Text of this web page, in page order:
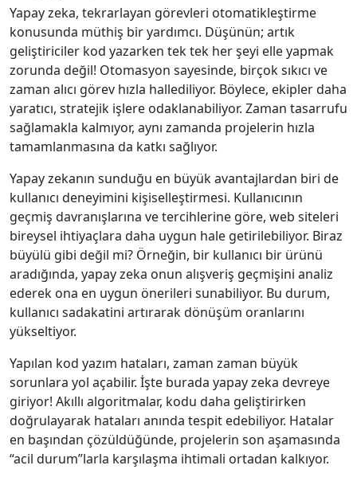
Yapay zeka, tekrarlayan görevleri otomatikleştirme
konusunda müthiş bir yardımcı. Düşünün; artık
geliştiriciler kod yazarken tek tek her şeyi elle yapmak
zorunda değil! Otomasyon sayesinde, birçok sıkıcı ve
zaman alıcı görev hızla hallediliyor. Böylece, ekipler daha
yaratıcı, stratejik işlere odaklanabiliyor. Zaman tasarrufu
sağlamakla kalmıyor, aynı zamanda projelerin hızla
tamamlanmasına da katkı sağlıyor.
Yapay zekanın sunduğu en büyük avantajlardan biri de
kullanıcı deneyimini kişiselleştirmesi. Kullanıcının
geçmiş davranışlarına ve tercihlerine göre, web siteleri
bireysel ihtiyaçlara daha uygun hale getirilebiliyor. Biraz
büyülü gibi değil mi? Örneğin, bir kullanıcı bir ürünü
aradığında, yapay zeka onun alışveriş geçmişini analiz
ederek ona en uygun önerileri sunabiliyor. Bu durum,
kullanıcı sadakatini artırarak dönüşüm oranlarını
yükseltiyor.
Yapılan kod yazım hataları, zaman zaman büyük
sorunlara yol açabilir. İşte burada yapay zeka devreye
giriyor! Akıllı algoritmalar, kodu daha geliştirirken
doğrulayarak hataları anında tespit edebiliyor. Hatalar
en başından çözüldüğünde, projelerin son aşamasında
“acil durum”larla karşılaşma ihtimali ortadan kalkıyor.